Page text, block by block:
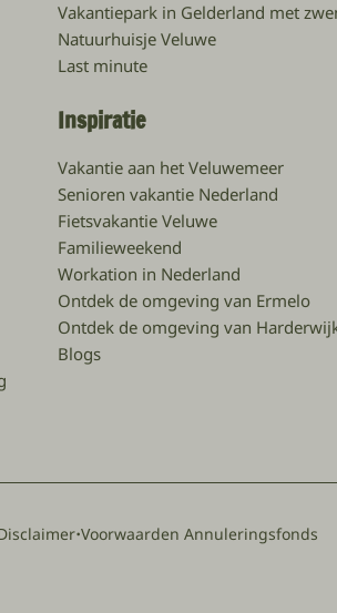
Vakantiepark in Gelderland met
Natuurhuisje Veluwe
Last minute
Inspiratie
Vakantie aan het Veluwemeer
Senioren vakantie Nederland
Fietsvakantie Veluwe
Familieweekend
Workation in Nederland
Ontdek de omgeving van Ermelo
Ontdek de omgeving van
Blogs
·Voorwaarden Annuleringsfonds